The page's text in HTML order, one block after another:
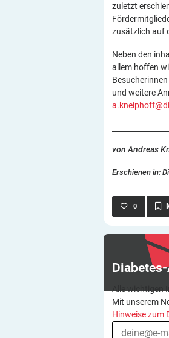
zuletzt
zusätzlich auf
Neben den
allem hoffen
und weitere
von Andreas
Erschienen in:
0
Alle
Mit unserem
Hinweise zum